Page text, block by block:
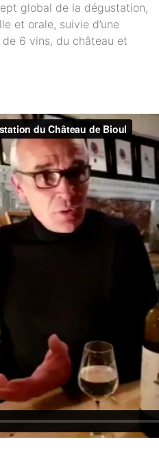
global de la dégustation,
et orale, suivie d’une
6 vins, du château et